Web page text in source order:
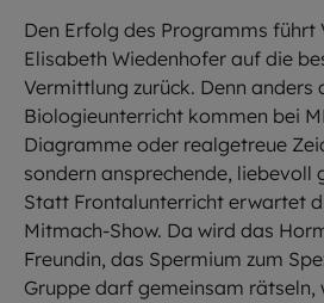
Den Erfolg des Programms führt
Elisabeth Wiedenhofer auf die
Vermittlung zurück. Denn anders
Biologieunterricht kommen bei
Diagramme oder realgetreue
sondern ansprechende, liebevoll
Statt Frontalunterricht erwartet
Mitmach-Show. Da wird das
Freundin, das Spermium zum
Gruppe darf gemeinsam rätseln,